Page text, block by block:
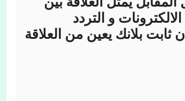
و التردد
ثابت بلانك يعين من العلاقة